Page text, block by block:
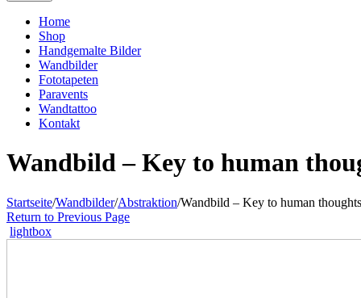
Home
Shop
Handgemalte Bilder
Wandbilder
Fototapeten
Paravents
Wandtattoo
Kontakt
Wandbild – Key to human
Startseite/Wandbilder/Abstraktion/Wandbild – Key to human thoughts
Return to Previous Page
lightbox